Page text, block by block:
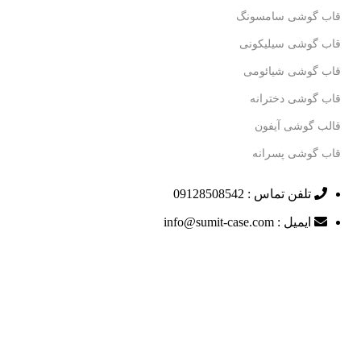
قاب گوشی سامسونگ
قاب گوشی سیلیکونی
قاب گوشی شیائومی
قاب گوشی دخترانه
قالب گوشی آیفون
قاب گوشی پسرانه
تلفن تماس : 09128508542
ایمیل : info@sumit-case.com